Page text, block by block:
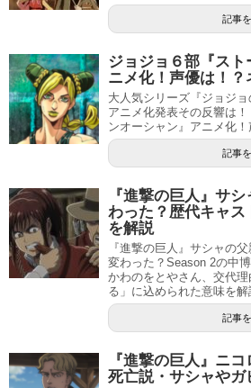
記事
ジョジョ６部『ス
ニメ化！声優は！？
大人気シリーズ『ジョジ
アニメ化発表その反響は
ンオーシャン』アニメ化！
記事
『進撃の巨人』サ
わった？歴代キャ
を解説
『進撃の巨人』サシャの
変わった？Season 2の中
かわのをとやさん、交代
る」に込められた意味を解
記事
『進撃の巨人』ニ
死亡説・サシャや